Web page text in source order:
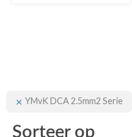
YMvK DCA 2.5mm2 Serie
Sorteer op